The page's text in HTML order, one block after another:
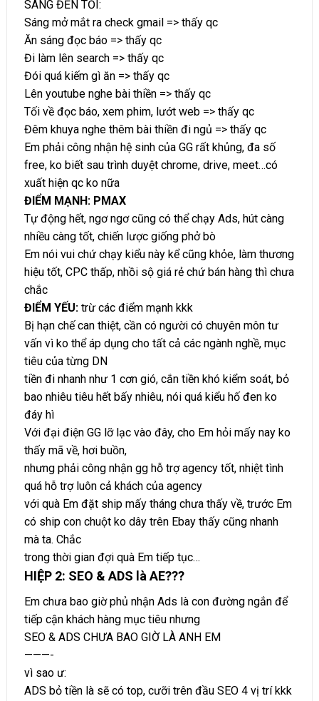
SÁNG ĐẾN TỐI:
Sáng mở mắt ra check gmail => thấy qc
Ăn sáng đọc báo => thấy qc
Đi làm lên search => thấy qc
Đói quá kiếm gì ăn => thấy qc
Lên youtube nghe bài thiền => thấy qc
Tối về đọc báo, xem phim, lướt web => thấy qc
Đêm khuya nghe thêm bài thiền đi ngủ => thấy qc
Em phải công nhận hệ sinh của GG rất khủng, đa số
free, ko biết sau trình duyệt chrome, drive, meet…có
xuất hiện qc ko nữa
ĐIỂM MẠNH: PMAX
Tự động hết, ngơ ngơ cũng có thể chạy Ads, hút càng
nhiều càng tốt, chiến lược giống phở bò
Em nói vui chứ chạy kiểu này kể cũng khỏe, làm thương
hiệu tốt, CPC thấp, nhồi sộ giá rẻ chứ bán hàng thì chưa
chắc
ĐIỂM YẾU: trừ các điểm mạnh kkk
Bị hạn chế can thiệt, cần có người có chuyên môn tư
vấn vì ko thể áp dụng cho tất cả các ngành nghề, mục
tiêu của từng DN
tiền đi nhanh như 1 cơn gió, cắn tiền khó kiểm soát, bỏ
bao nhiêu tiêu hết bấy nhiêu, nói quá kiểu hố đen ko
đáy hì
Với đại điện GG lỡ lạc vào đây, cho Em hỏi mấy nay ko
thấy mã về, hơi buồn,
nhưng phải công nhận gg hỗ trợ agency tốt, nhiệt tình
quá hỗ trợ luôn cả khách của agency
với quà Em đặt ship mấy tháng chưa thấy về, trước Em
có ship con chuột ko dây trên Ebay thấy cũng nhanh
mà ta. Chắc
trong thời gian đợi quà Em tiếp tục…
HIỆP 2: SEO & ADS là AE???
Em chưa bao giờ phủ nhận Ads là con đường ngắn để
tiếp cận khách hàng mục tiêu nhưng
SEO & ADS CHƯA BAO GIỜ LÀ ANH EM
———-
vì sao ư:
ADS bỏ tiền là sẽ có top, cưỡi trên đầu SEO 4 vị trí kkk